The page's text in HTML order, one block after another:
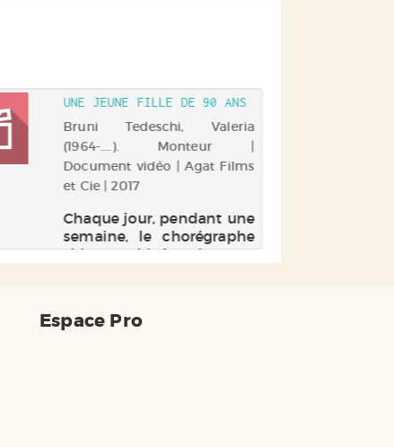
UNE JEUNE FILLE DE 90 ANS
Bruni Tedeschi, Valeria
(1964-....). Monteur |
Document vidéo | Agat Films
et Cie | 2017
Chaque jour, pendant une
semaine, le chorégraphe
Thierry Thieû Niang a
l'hôpital Charles-Foix
Espace Pro